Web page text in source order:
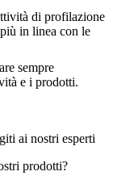
di profilazione
in linea con le
sempre
e i prodotti.
ai nostri esperti
prodotti?